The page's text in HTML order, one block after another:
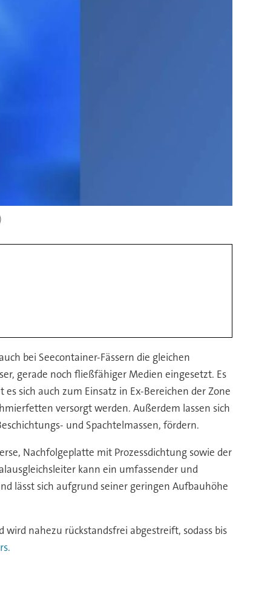
bei Seecontainer-Fässern die gleichen
gerade noch fließfähiger Medien eingesetzt. Es
sich auch zum Einsatz in Ex-Bereichen der Zone
versorgt werden. Außerdem lassen sich
und Spachtelmassen, fördern.
Nachfolgeplatte mit Prozessdichtung sowie der
kann ein umfassender und
lässt sich aufgrund seiner geringen Aufbauhöhe
wird nahezu rückstandsfrei abgestreift, sodass bis